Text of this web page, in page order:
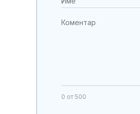
0 от 500